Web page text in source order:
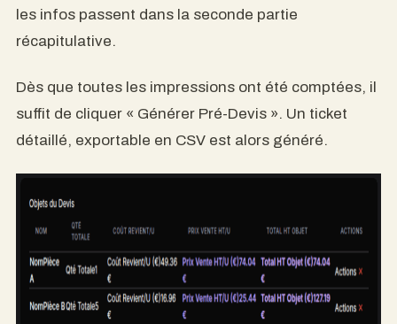
les infos passent dans la seconde partie
récapitulative.
Dès que toutes les impressions ont été comptées, il
suffit de cliquer « Générer Pré-Devis ». Un ticket
détaillé, exportable en CSV est alors généré.